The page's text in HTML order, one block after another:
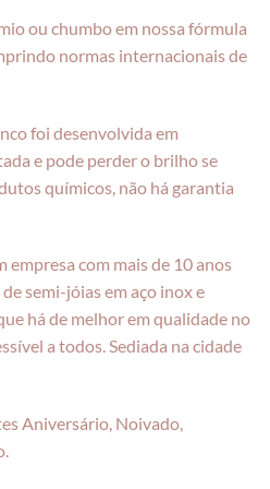
ou chumbo em nossa fórmula
normas internacionais de
foi desenvolvida em
e pode perder o brilho se
químicos, não há garantia
empresa com mais de 10 anos
semi-jóias em aço inox e
há de melhor em qualidade no
a todos. Sediada na cidade
Aniversário, Noivado,